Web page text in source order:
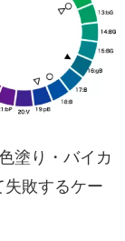
塗り・バイカ
失敗するケー